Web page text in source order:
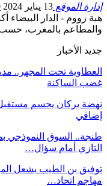
إدارة الموقع 13 يناير 2024
هبة زووم - الدار البيضاء
والمطاعم بالمغرب، حسب
جديد الأخبار
العطاوية تحت المجهر..
غضب الساكنة
نهضة بركان يحسم
إضافي
طنجة.. السوق النموذجي
التازي أمام سؤال…
توفيق بن الطيب يشعل
مهاجم اتحاد…